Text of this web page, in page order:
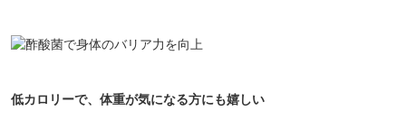
低カロリーで、体重が気になる方にも嬉しい